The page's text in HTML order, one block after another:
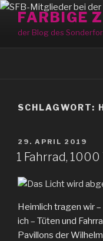
Zum
Inhalt
springen
FARBIGE
der Blog des
SCHLAGWORT:
VERÖFFENTLICHT
AM
29. APRIL 2019
1 Fahrrad, 1000
Heimlich tragen wir
ich – Tüten und
Pavillons der